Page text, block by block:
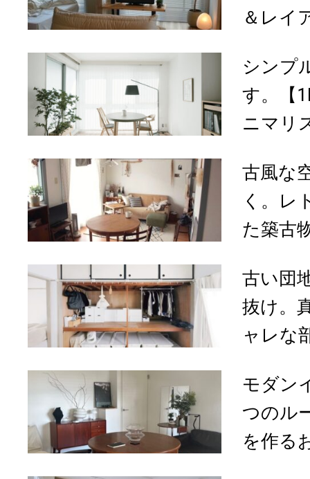
＆レイ
シンプ
す。【
ニマリ
古風な
く。レ
た築古
古い団
抜け。
ャレな
モダン
つのル
を作る